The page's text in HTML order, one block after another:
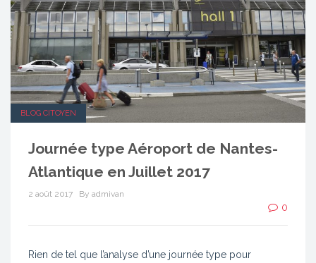
BLOG CITOYEN
Journée type Aéroport de Nantes-
Atlantique en Juillet 2017
2 août 2017 By admivan
0
Rien de tel que l’analyse d’une journée type pour